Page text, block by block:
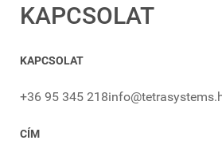
KAPCSOLAT
KAPCSOLAT
+36 95 345 218
CÍM